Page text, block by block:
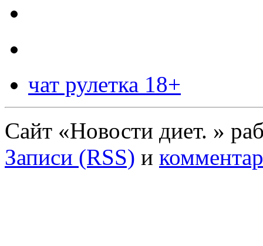
чат рулетка 18+
Сайт «Новости диет. »
Записи (RSS) и